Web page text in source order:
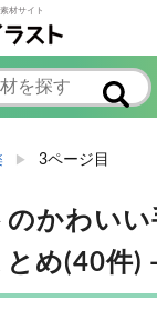
材サイト
3ページ目
かわいい
め(40件)